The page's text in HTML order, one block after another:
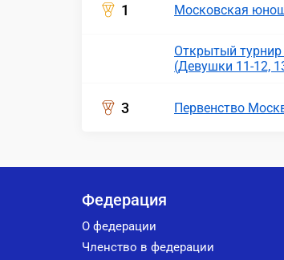
1 Московская
Открытый
(Девушки 11-12,
3 Первенство
Федерация
О федерации
Членство в федерации